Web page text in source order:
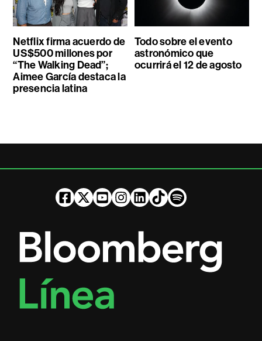
Netflix firma acuerdo de
US$500 millones por
“The Walking Dead”;
Aimee García destaca la
presencia latina
Todo sobre el evento
astronómico que
ocurrirá el 12 de agosto